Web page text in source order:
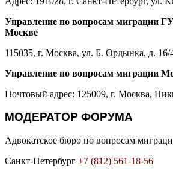
Управление по вопросам миграции
Москве
115035, г. Москва, ул. Б. Ордынка, д. 16/
Управление по вопросам миграции
Почтовый адрес: 125009, г. Москва,
МОДЕРАТОР ФОРУМА
Адвокатское бюро по вопросам
Санкт-Петербург +7 (812) 561-18-56